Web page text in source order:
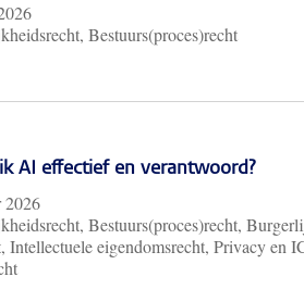
Bestuurs(proces)recht
AI effectief en verantwoord?
2026
Bestuurs(proces)recht,
Intellectuele eigendomsrecht, Privacy en